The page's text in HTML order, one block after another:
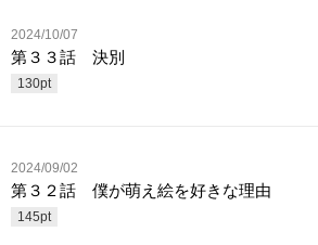
2024/10/07
第３３話 決別
130pt
2024/09/02
第３２話 僕が萌え絵を好きな理由
145pt